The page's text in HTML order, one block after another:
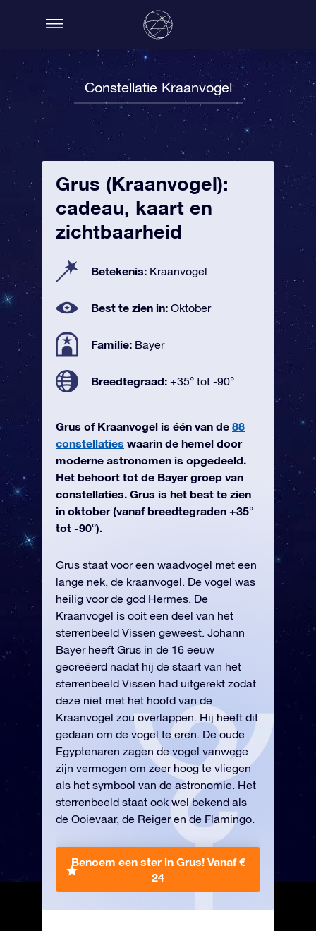
Constellatie Kraanvogel
Grus (Kraanvogel):
cadeau, kaart en
zichtbaarheid
Betekenis: Kraanvogel
Best te zien in: Oktober
Familie: Bayer
Breedtegraad: +35° tot -90°
Grus of Kraanvogel is één van de 88
constellaties waarin de hemel door
moderne astronomen is opgedeeld.
Het behoort tot de Bayer groep van
constellaties. Grus is het best te zien
in oktober (vanaf breedtegraden +35°
tot -90°).
Grus staat voor een waadvogel met een
lange nek, de kraanvogel. De vogel was
heilig voor de god Hermes. De
Kraanvogel is ooit een deel van het
sterrenbeeld Vissen geweest. Johann
Bayer heeft Grus in de 16 eeuw
gecreëerd nadat hij de staart van het
sterrenbeeld Vissen had uitgerekt zodat
deze niet met het hoofd van de
Kraanvogel zou overlappen. Hij heeft dit
gedaan om de vogel te eren. De oude
Egyptenaren zagen de vogel vanwege
zijn vermogen om zeer hoog te vliegen
als het symbool van de astronomie. Het
sterrenbeeld staat ook wel bekend als
de Ooievaar, de Reiger en de Flamingo.
Benoem een ster in Grus! Vanaf €
24